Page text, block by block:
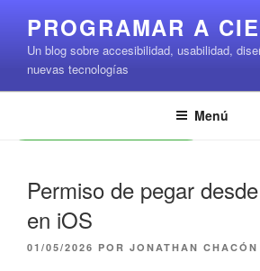
contenido
PROGRAMAR A
Un blog sobre accesibilidad, usabilidad,
nuevas tecnologías
Menú
Permiso de pegar
en iOS
PUBLICADO
01/05/2026 POR JONATHAN CHACÓN